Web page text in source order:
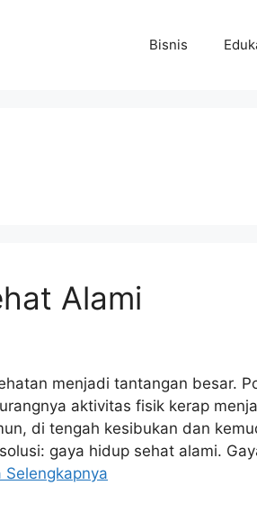
Bisnis
Alami
menjadi tantangan besar.
aktivitas fisik kerap
di tengah kesibukan dan
gaya hidup sehat alami.
Selengkapnya